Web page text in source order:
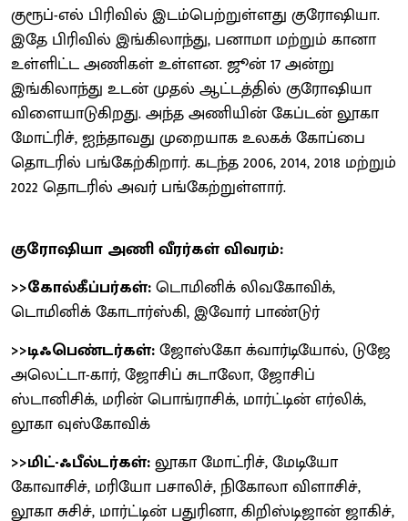
குரூப்-எல் பிரிவில் இடம்பெற்றுள்ளது குரோஷியா.
இதே பிரிவில் இங்கிலாந்து, பனாமா மற்றும் கானா
உள்ளிட்ட அணிகள் உள்ளன. ஜூன் 17 அன்று
இங்கிலாந்து உடன் முதல் ஆட்டத்தில் குரோஷியா
விளையாடுகிறது. அந்த அணியின் கேப்டன் லூகா
மோட்ரிச், ஐந்தாவது முறையாக உலகக் கோப்பை
தொடரில் பங்கேற்கிறார். கடந்த 2006, 2014, 2018 மற்றும்
2022 தொடரில் அவர் பங்கேற்றுள்ளார்.
குரோஷியா அணி வீரர்கள் விவரம்:
>>கோல்கீப்பர்கள்:டொமினிக் லிவகோவிக்,
டொமினிக் கோடார்ஸ்கி, இவோர் பாண்டுர்
>>டிஃபெண்டர்கள்:ஜோஸ்கோ க்வார்டியோல், டுஜே
அலெட்டா-கார், ஜோசிப் சுடாலோ, ஜோசிப்
ஸ்டானிசிக், மரின் பொங்ராசிக், மார்ட்டின் எர்லிக்,
லூகா வுஸ்கோவிக்
>>மிட்-ஃபீல்டர்கள்:லூகா மோட்ரிச், மேடியோ
கோவாசிச், மரியோ பசாலிச், நிகோலா விளாசிச்,
லூகா சுசிச், மார்ட்டின் பதுரினா, கிறிஸ்டிஜான் ஜாகிச்,